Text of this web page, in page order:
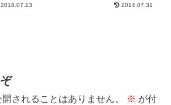
2018.07.13
掃除機』というキャッチフレーズ
2014.07.31
されることはありません。 ※ が付